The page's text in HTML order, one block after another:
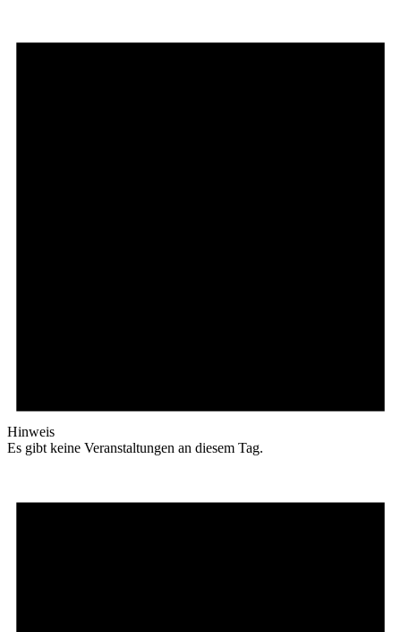
Hinweis
Es gibt keine Veranstaltungen an diesem Tag.